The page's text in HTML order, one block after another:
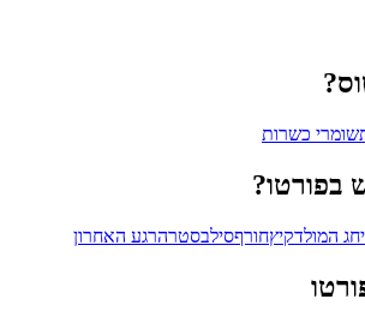
שומרי כשרות
בפורטו?
חג המולדקיץחורףסילבסטרהרגע האחרון